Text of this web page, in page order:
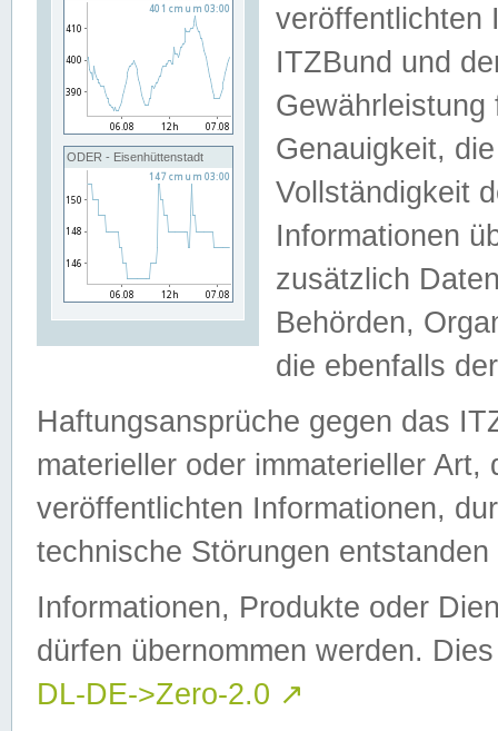
ODER - Eisenhüttenstadt
veröffentlichten
ITZBund und
Genauigkeit,
Vollständigkeit
Informationen
zusätzlich
Behörden,
die ebenfalls
Haftungsansprüche gegen das
materieller oder immaterieller
veröffentlichten Informationen,
technische Störungen
Informationen, Produkte oder
dürfen übernommen werden.
DL-DE->Zero-2.0 ↗